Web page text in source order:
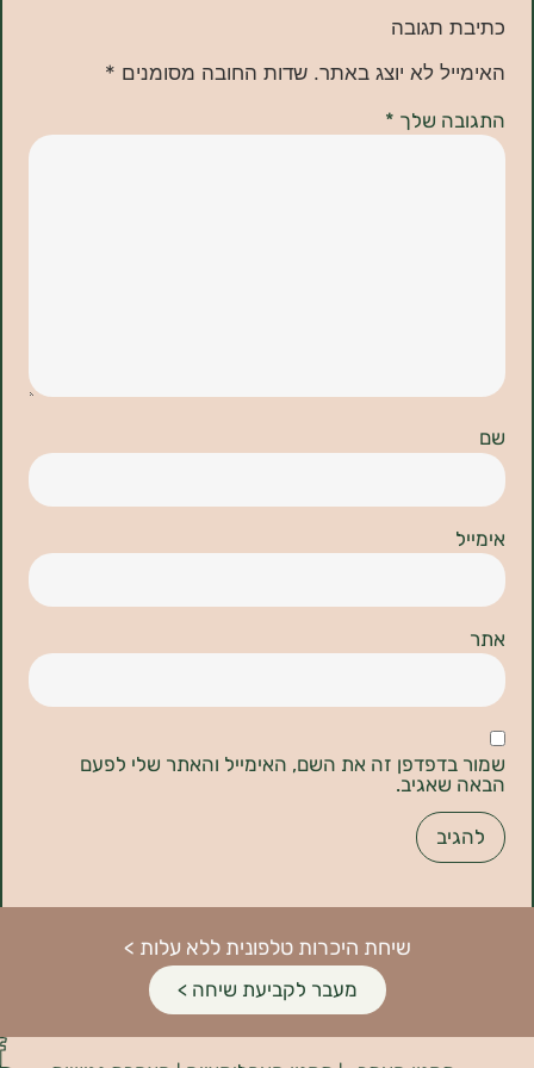
תגובה
לא יוצג באתר. שדות החובה מסומנים *
שלך*
זה את השם, האימייל והאתר שלי לפעם
שיחת היכרות טלפונית ללא עלות >
מעבר לקביעת שיחה >